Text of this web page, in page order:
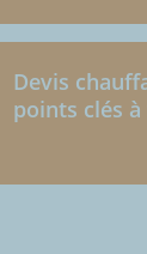
Devis
points clés